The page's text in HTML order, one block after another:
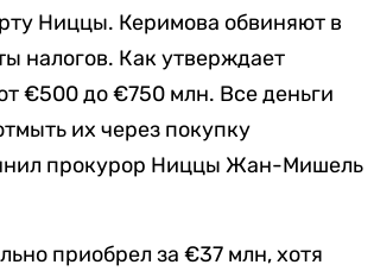
Ниццы. Керимова обвиняют в
налогов. Как утверждает
€500 до €750 млн. Все деньги
их через покупку
прокурор Ниццы Жан-Мишель
приобрел за €37 млн, хотя